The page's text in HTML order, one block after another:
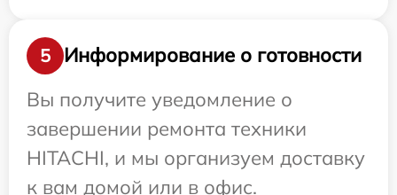
5
Информирование о готовности
Вы получите уведомление о
завершении ремонта техники
HITACHI, и мы организуем доставку
к вам домой или в офис.